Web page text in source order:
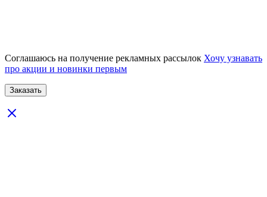
Соглашаюсь на получение рекламных рассылок Хочу узнавать
про акции и новинки первым